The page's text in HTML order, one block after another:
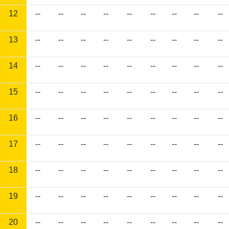
12 -- -- -- -- -- -- -- -- --
13 -- -- -- -- -- -- -- -- --
14 -- -- -- -- -- -- -- -- --
15 -- -- -- -- -- -- -- -- --
16 -- -- -- -- -- -- -- -- --
17 -- -- -- -- -- -- -- -- --
18 -- -- -- -- -- -- -- -- --
19 -- -- -- -- -- -- -- -- --
20 -- -- -- -- -- -- -- -- --